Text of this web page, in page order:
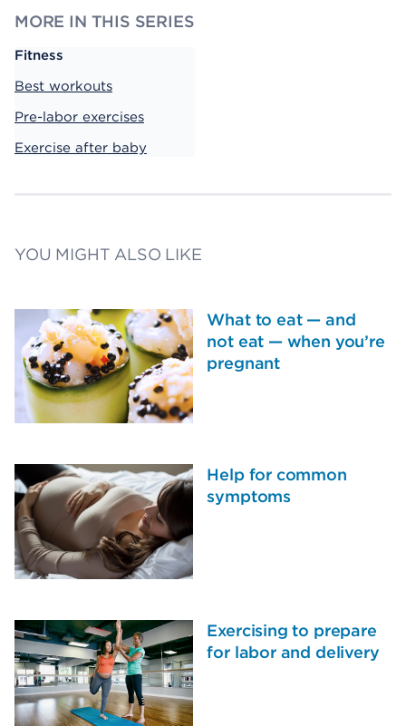
MORE IN THIS SERIES
Fitness
Best workouts
Pre-labor exercises
Exercise after baby
YOU MIGHT ALSO LIKE
What to eat — and
not eat — when you’re
pregnant
Help for common
symptoms
Exercising to prepare
for labor and delivery